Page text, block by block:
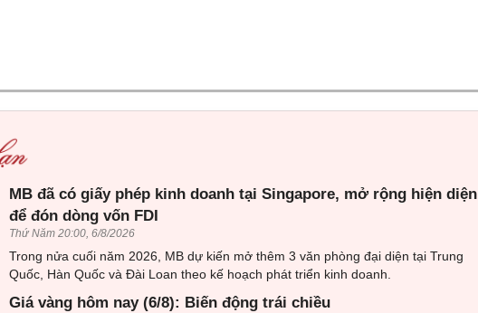
MB đã có giấy phép kinh doanh tại Singapore, mở rộng hiện diện
để đón dòng vốn FDI
Thứ Năm 20:00, 6/8/2026
Trong nửa cuối năm 2026, MB dự kiến mở thêm 3 văn phòng đại diện tại Trung
Quốc, Hàn Quốc và Đài Loan theo kế hoạch phát triển kinh doanh.
Giá vàng hôm nay (6/8): Biến động trái chiều